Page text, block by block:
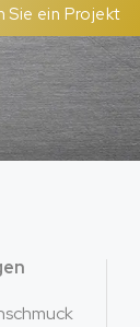
Sie ein Projekt